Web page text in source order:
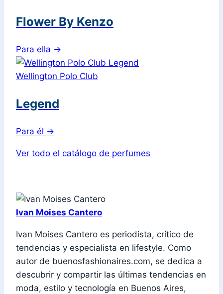
Flower By Kenzo
Para ella →
Wellington Polo Club
Legend
Para él →
Ver todo el catálogo de perfumes
Ivan Moises Cantero
Ivan Moises Cantero es periodista, crítico de
tendencias y especialista en lifestyle. Como
autor de buenosfashionaires.com, se dedica a
descubrir y compartir las últimas tendencias en
moda, estilo y tecnología en Buenos Aires,